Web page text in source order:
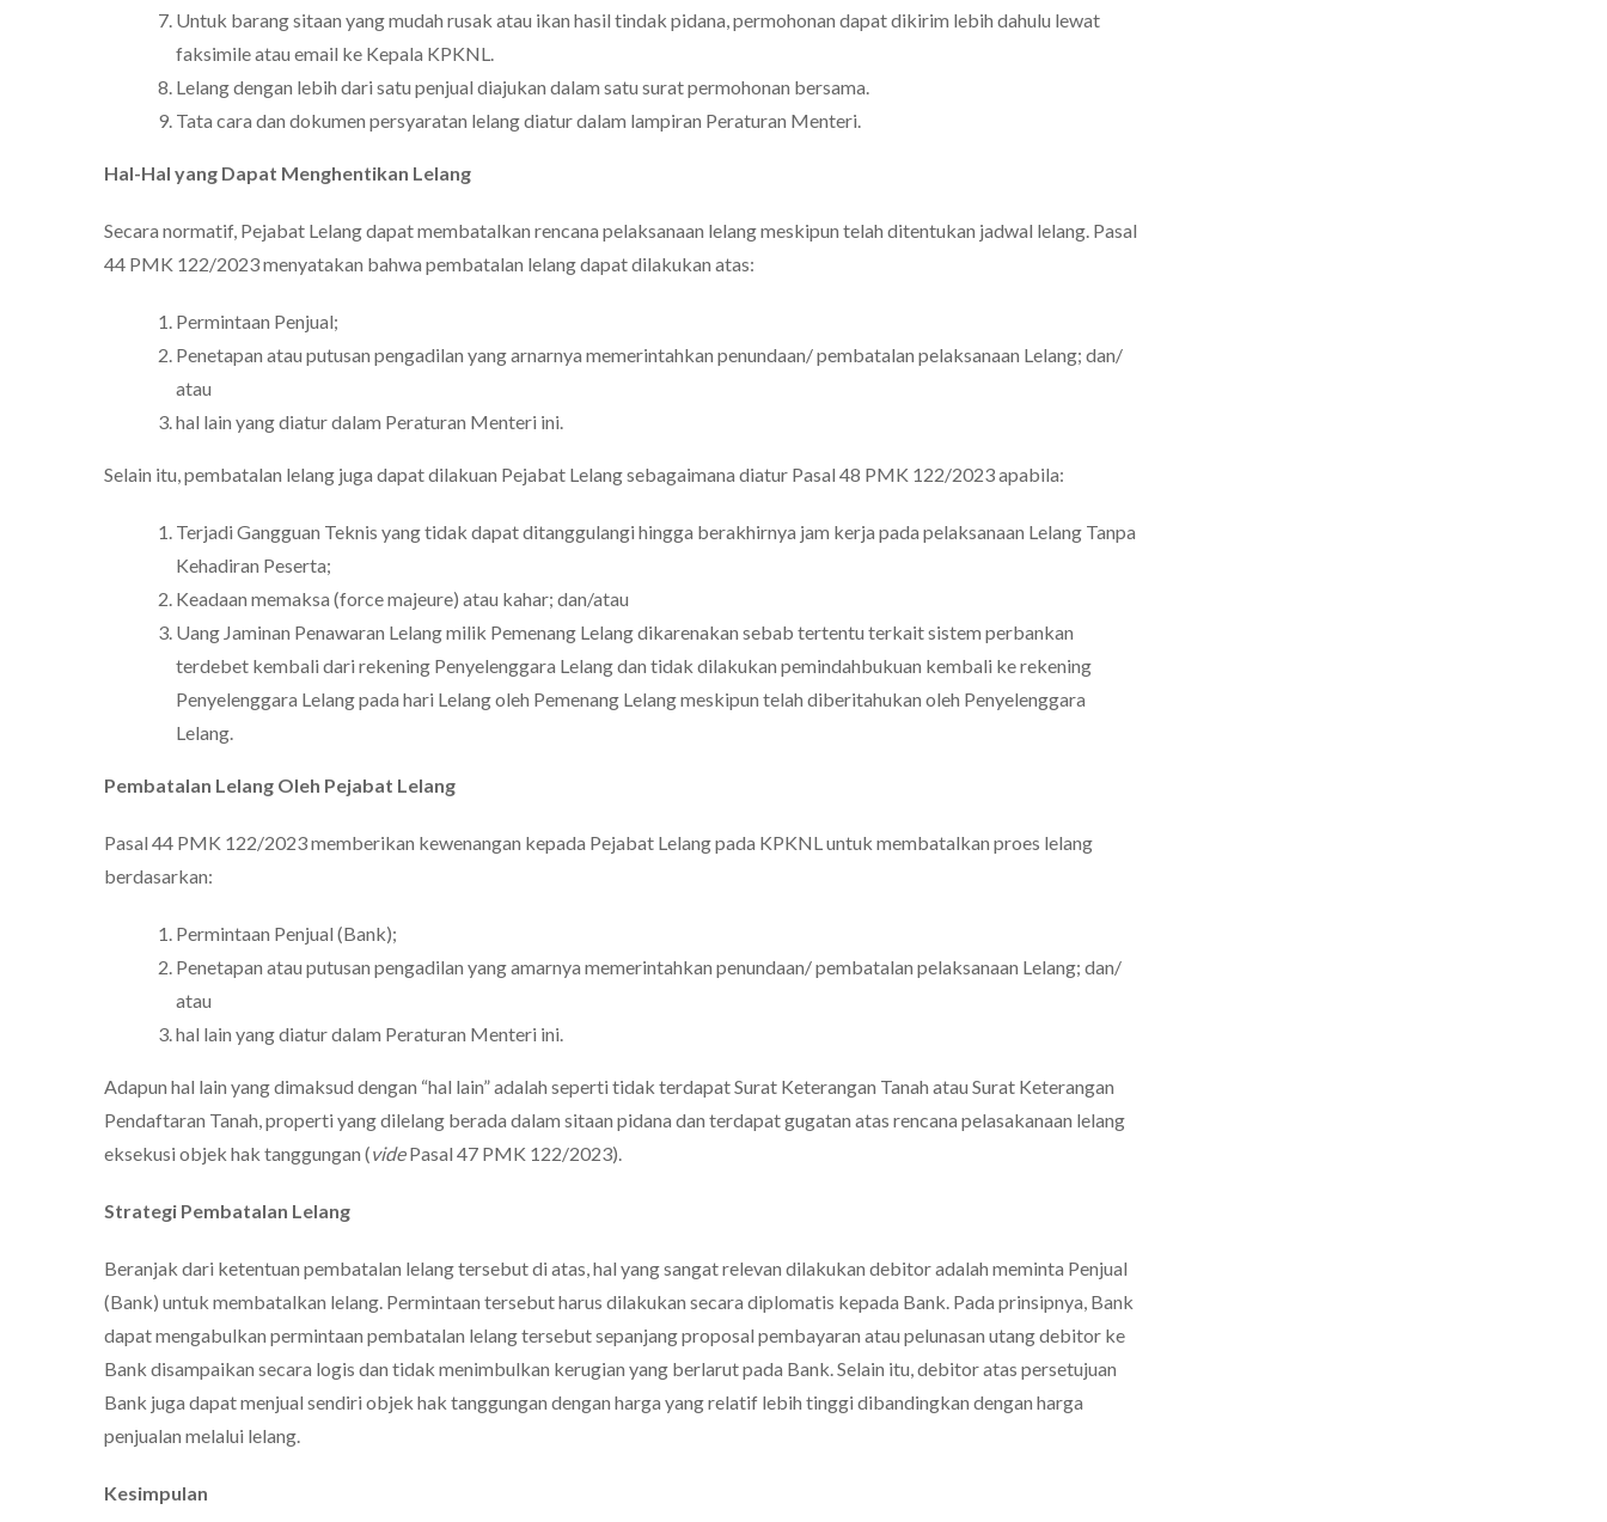
Untuk barang sitaan yang mudah rusak atau ikan hasil tindak pidana, permohonan dapat dikirim lebih dahulu lewat
faksimile atau email ke Kepala KPKNL.
Lelang dengan lebih dari satu penjual diajukan dalam satu surat permohonan bersama.
Tata cara dan dokumen persyaratan lelang diatur dalam lampiran Peraturan Menteri.
Hal-Hal yang Dapat Menghentikan Lelang
Secara normatif, Pejabat Lelang dapat membatalkan rencana pelaksanaan lelang meskipun telah ditentukan jadwal lelang. Pasal
44 PMK 122/2023 menyatakan bahwa pembatalan lelang dapat dilakukan atas:
Permintaan Penjual;
Penetapan atau putusan pengadilan yang arnarnya memerintahkan penundaan/ pembatalan pelaksanaan Lelang; dan/
atau
hal lain yang diatur dalam Peraturan Menteri ini.
Selain itu, pembatalan lelang juga dapat dilakuan Pejabat Lelang sebagaimana diatur Pasal 48 PMK 122/2023 apabila:
Terjadi Gangguan Teknis yang tidak dapat ditanggulangi hingga berakhirnya jam kerja pada pelaksanaan Lelang Tanpa
Kehadiran Peserta;
Keadaan memaksa (force majeure) atau kahar; dan/atau
Uang Jaminan Penawaran Lelang milik Pemenang Lelang dikarenakan sebab tertentu terkait sistem perbankan
terdebet kembali dari rekening Penyelenggara Lelang dan tidak dilakukan pemindahbukuan kembali ke rekening
Penyelenggara Lelang pada hari Lelang oleh Pemenang Lelang meskipun telah diberitahukan oleh Penyelenggara
Lelang.
Pembatalan Lelang Oleh Pejabat Lelang
Pasal 44 PMK 122/2023 memberikan kewenangan kepada Pejabat Lelang pada KPKNL untuk membatalkan proes lelang
berdasarkan:
Permintaan Penjual (Bank);
Penetapan atau putusan pengadilan yang amarnya memerintahkan penundaan/ pembatalan pelaksanaan Lelang; dan/
atau
hal lain yang diatur dalam Peraturan Menteri ini.
Adapun hal lain yang dimaksud dengan “hal lain” adalah seperti tidak terdapat Surat Keterangan Tanah atau Surat Keterangan
Pendaftaran Tanah, properti yang dilelang berada dalam sitaan pidana dan terdapat gugatan atas rencana pelasakanaan lelang
eksekusi objek hak tanggungan (videPasal 47 PMK 122/2023).
Strategi Pembatalan Lelang
Beranjak dari ketentuan pembatalan lelang tersebut di atas, hal yang sangat relevan dilakukan debitor adalah meminta Penjual
(Bank) untuk membatalkan lelang. Permintaan tersebut harus dilakukan secara diplomatis kepada Bank. Pada prinsipnya, Bank
dapat mengabulkan permintaan pembatalan lelang tersebut sepanjang proposal pembayaran atau pelunasan utang debitor ke
Bank disampaikan secara logis dan tidak menimbulkan kerugian yang berlarut pada Bank. Selain itu, debitor atas persetujuan
Bank juga dapat menjual sendiri objek hak tanggungan dengan harga yang relatif lebih tinggi dibandingkan dengan harga
penjualan melalui lelang.
Kesimpulan